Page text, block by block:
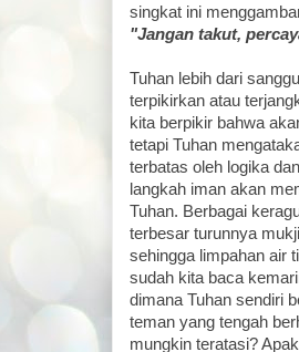
singkat ini
"Jangan takut,
Tuhan lebih dari
terpikirkan atau
kita berpikir bahwa
tetapi Tuhan
terbatas oleh logika
langkah iman akan
Tuhan. Berbagai
terbesar turunnya
sehingga limpahan air
sudah kita baca
dimana Tuhan sendiri
teman yang tengah
mungkin teratasi?